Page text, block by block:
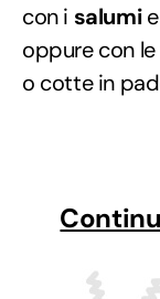
con i salumi
oppure con le
o cotte in